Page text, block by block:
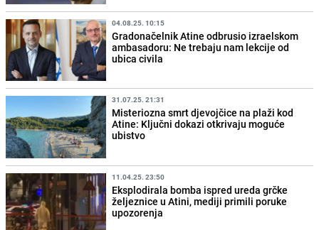
04.08.25. 10:15
Gradonačelnik Atine odbrusio izraelskom
ambasadoru: Ne trebaju nam lekcije od
ubica civila
31.07.25. 21:31
Misteriozna smrt djevojčice na plaži kod
Atine: Ključni dokazi otkrivaju moguće
ubistvo
11.04.25. 23:50
Eksplodirala bomba ispred ureda grčke
željeznice u Atini, mediji primili poruke
upozorenja